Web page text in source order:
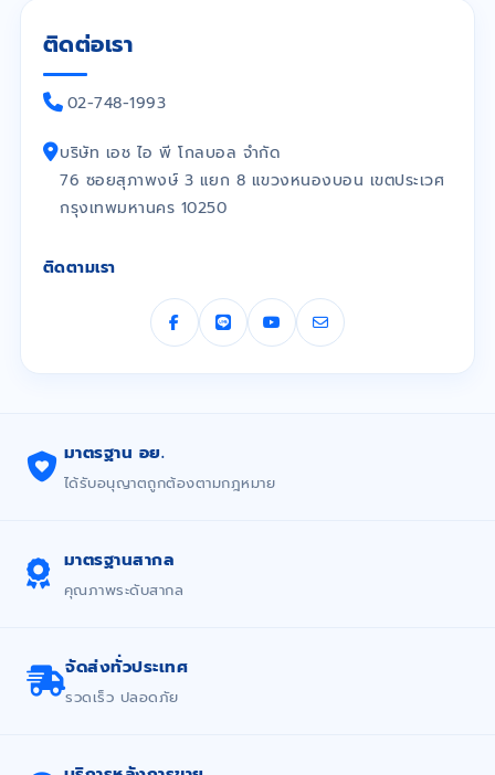
ติดต่อเรา
02-748-1993
บริษัท เอช ไอ พี โกลบอล จำกัด
76 ซอยสุภาพงษ์ 3 แยก 8 แขวงหนองบอน เขตประเวศ
กรุงเทพมหานคร 10250
ติดตามเรา
มาตรฐาน อย.
ได้รับอนุญาตถูกต้องตามกฎหมาย
มาตรฐานสากล
คุณภาพระดับสากล
จัดส่งทั่วประเทศ
รวดเร็ว ปลอดภัย